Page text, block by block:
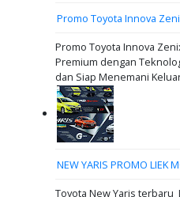
Promo Toyota Innova
Promo Toyota Innova
Premium dengan
dan Siap Menemani
NEW YARIS PROMO LIEK
Toyota New Yaris terbaru